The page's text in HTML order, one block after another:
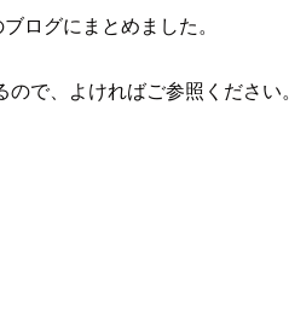
ログにまとめました。
で、よければご参照ください。